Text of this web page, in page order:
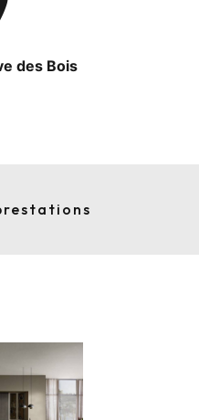
des Bois